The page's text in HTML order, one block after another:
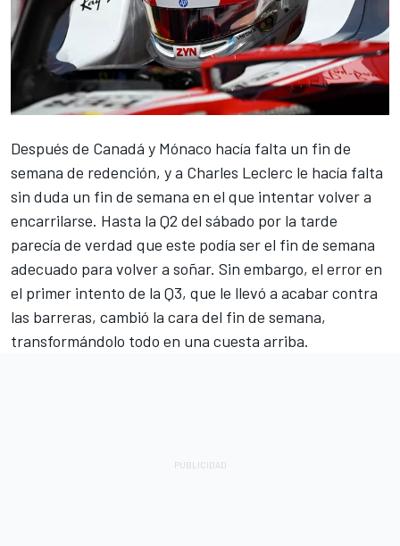
Después de Canadá y Mónaco hacía falta un fin de
semana de redención, y a Charles Leclerc le hacía falta
sin duda un fin de semana en el que intentar volver a
encarrilarse. Hasta la Q2 del sábado por la tarde
parecía de verdad que este podía ser el fin de semana
adecuado para volver a soñar. Sin embargo, el error en
el primer intento de la Q3, que le llevó a acabar contra
las barreras, cambió la cara del fin de semana,
transformándolo todo en una cuesta arriba.